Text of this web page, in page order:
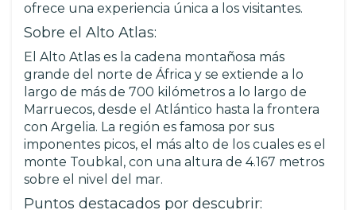
ofrece una experiencia única a los visitantes.
Sobre el Alto Atlas:
El Alto Atlas es la cadena montañosa más
grande del norte de África y se extiende a lo
largo de más de 700 kilómetros a lo largo de
Marruecos, desde el Atlántico hasta la frontera
con Argelia. La región es famosa por sus
imponentes picos, el más alto de los cuales es el
monte Toubkal, con una altura de 4.167 metros
sobre el nivel del mar.
Puntos destacados por descubrir: